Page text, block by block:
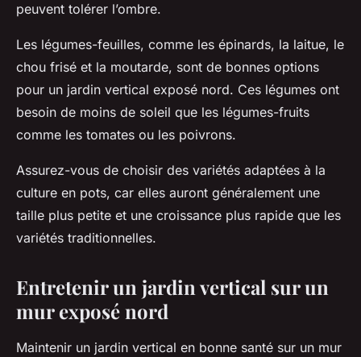
peuvent tolérer l’ombre.
Les légumes-feuilles, comme les épinards, la laitue, le
chou frisé et la moutarde, sont de bonnes options
pour un jardin vertical exposé nord. Ces légumes ont
besoin de moins de soleil que les légumes-fruits
comme les tomates ou les poivrons.
Assurez-vous de choisir des variétés adaptées à la
culture en pots, car elles auront généralement une
taille plus petite et une croissance plus rapide que les
variétés traditionnelles.
Entretenir un jardin vertical sur un
mur exposé nord
Maintenir un jardin vertical en bonne santé sur un mur